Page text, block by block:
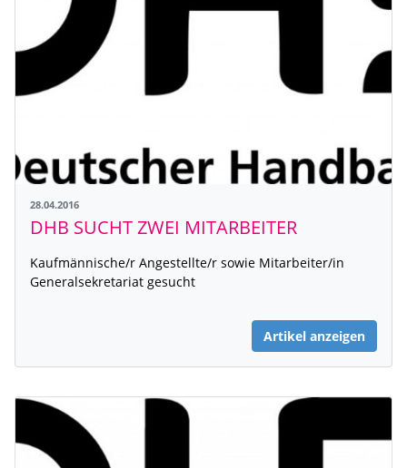
28.04.2016
DHB SUCHT ZWEI MITARBEITER
Kaufmännische/r Angestellte/r sowie Mitarbeiter/in
Generalsekretariat gesucht
Artikel anzeigen